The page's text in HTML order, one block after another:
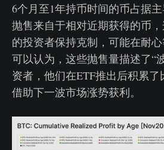
6个月至1年持币时间的币占据
抛售来自于相对近期获得的币
的投资者保持克制，可能在耐心
可以认为，这些抛售量描述了“
资者，他们在ETF推出后积累
借助下一波市场涨势获利。